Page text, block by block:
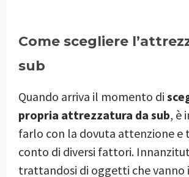
Come scegliere
sub
Quando arriva il momento di
propria attrezzatura da sub, è
farlo con la dovuta attenzione e
conto di diversi fattori.
trattandosi di oggetti che vanno